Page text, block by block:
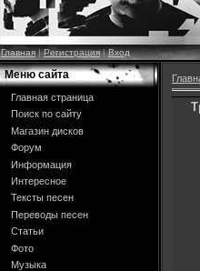
Главная|Регистрация|Вход
Меню сайта
Главная страница
Поиск по сайту
Магазин дисков
Форум
Информация
Интересное
Тексты песен
Переводы песен
Статьи
Фото
Музыка